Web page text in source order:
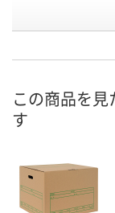
この商品を
す